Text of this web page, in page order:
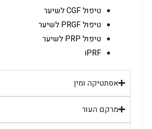
טיפול CGF לשיער
טיפול PRGF לשיער
טיפול PRP לשיער
iPRF
אסתטיקה ומין
מרקם העור